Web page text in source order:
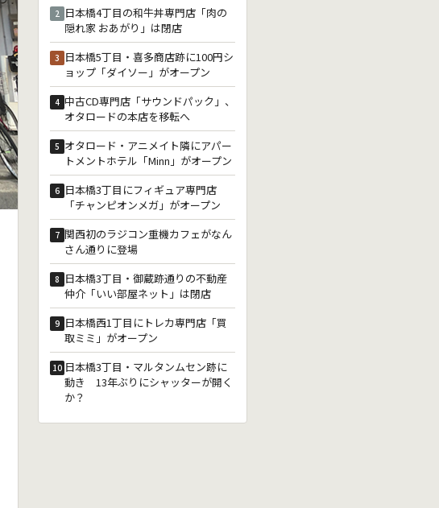
2 日本橋4丁目の和牛丼専門店「肉の
隠れ家 おあがり」は閉店
3 日本橋5丁目・喜多商店跡に100円シ
ョップ「ダイソー」がオープン
4 中古CD専門店「サウンドパック」、
オタロードの本店を移転へ
5 オタロード・アニメイト隣にアパー
トメントホテル「Minn」がオープン
6 日本橋3丁目にフィギュア専門店
「チャンピオンメガ」がオープン
7 関西初のラジコン重機カフェがなん
さん通りに登場
8 日本橋3丁目・御蔵跡通りの不動産
仲介「いい部屋ネット」は閉店
9 日本橋西1丁目にトレカ専門店「買
取ミミ」がオープン
10 日本橋3丁目・マルタンムセン跡に
動き 13年ぶりにシャッターが開く
か？